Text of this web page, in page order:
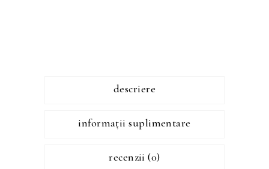
descriere
informații suplimentare
recenzii (0)